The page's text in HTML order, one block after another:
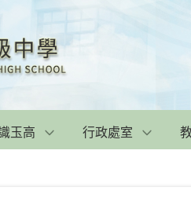
玉高 行政處室